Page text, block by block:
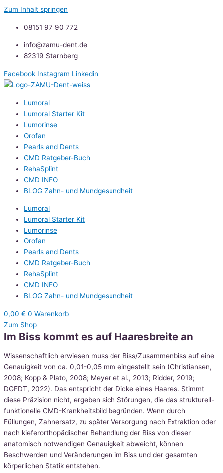
Zum Inhalt springen
08151 97 90 772
info@zamu-dent.de
82319 Starnberg
Facebook Instagram Linkedin
Lumoral
Lumoral Starter Kit
Lumorinse
Orofan
Pearls and Dents
CMD Ratgeber-Buch
RehaSplint
CMD INFO
BLOG Zahn- und Mundgesundheit
Lumoral
Lumoral Starter Kit
Lumorinse
Orofan
Pearls and Dents
CMD Ratgeber-Buch
RehaSplint
CMD INFO
BLOG Zahn- und Mundgesundheit
0,00 € 0 Warenkorb
Zum Shop
Im Biss kommt es auf Haaresbreite an
Wissenschaftlich erwiesen muss der Biss/Zusammenbiss auf eine
Genauigkeit von ca. 0,01-0,05 mm eingestellt sein (Christiansen,
2008; Kopp & Plato, 2008; Meyer et al., 2013; Ridder, 2019;
DGFDT, 2022). Das entspricht der Dicke eines Haares. Stimmt
diese Präzision nicht, ergeben sich Störungen, die das strukturell-
funktionelle CMD-Krankheitsbild begründen. Wenn durch
Füllungen, Zahnersatz, zu später Versorgung nach Extraktion oder
nach kieferorthopädischer Behandlung der Biss von dieser
anatomisch notwendigen Genauigkeit abweicht, können
Beschwerden und Veränderungen im Biss und der gesamten
körperlichen Statik entstehen.